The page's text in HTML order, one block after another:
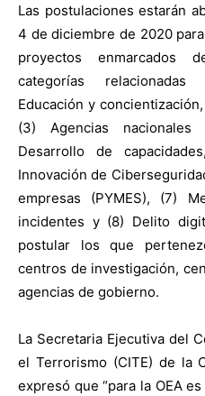
Las postulaciones estarán
4 de diciembre de 2020
proyectos enmarcados
categorías
Educación y
(3) Agencias
Desarrollo de
Innovación de
empresas (PYMES), (7)
incidentes y (8) Delito
postular los que
centros de investigación,
agencias de gobierno.
La Secretaria Ejecutiva del
el Terrorismo (CITE) de la
expresó que “para la OEA